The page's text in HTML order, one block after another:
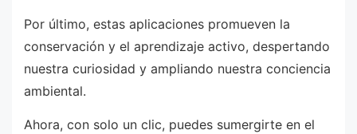
Por último, estas aplicaciones promueven la
conservación y el aprendizaje activo, despertando
nuestra curiosidad y ampliando nuestra conciencia
ambiental.
Ahora, con solo un clic, puedes sumergirte en el